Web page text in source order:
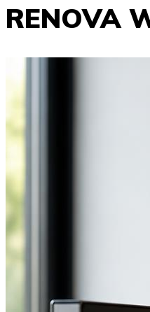
RENOVA